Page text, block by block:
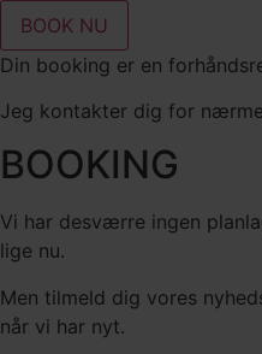
BOOK NU
Din booking er en
Jeg kontakter dig for
BOOKING
Vi har desværre ingen
lige nu.
Men tilmeld dig vores
når vi har nyt.